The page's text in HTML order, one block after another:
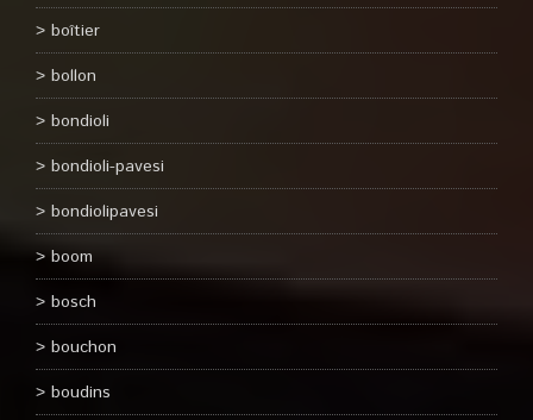
boîtier
bollon
bondioli
bondioli-pavesi
bondiolipavesi
boom
bosch
bouchon
boudins